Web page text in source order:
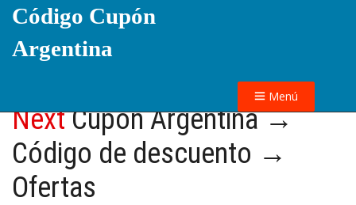
Código Cupón
Argentina
Menú
NextCupón Argentina →
Código de descuento →
Ofertas